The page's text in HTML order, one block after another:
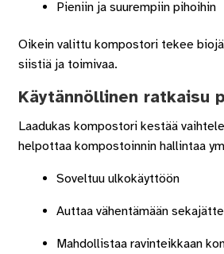
Pieniin ja suurempiin pihoihin
Oikein valittu kompostori tekee
siistiä ja toimivaa.
Käytännöllinen ratkaisu
Laadukas kompostori kestää
helpottaa kompostoinnin hallintaa
Soveltuu ulkokäyttöön
Auttaa vähentämään
Mahdollistaa ravinteikkaan